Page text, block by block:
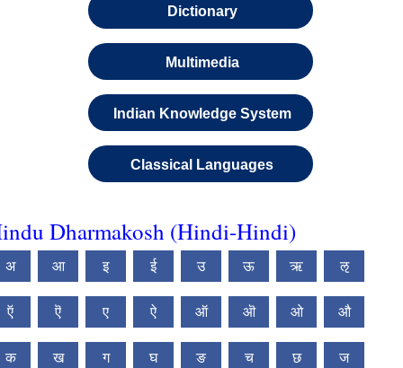
Dictionary
Multimedia
Indian Knowledge System
Classical Languages
Dharmakosh (Hindi-Hindi)
अ आ इ ई उ ऊ ऋ ऌ
ऍ ऎ ए ऐ ऑ ऒ ओ औ
क ख ग घ ङ च छ ज